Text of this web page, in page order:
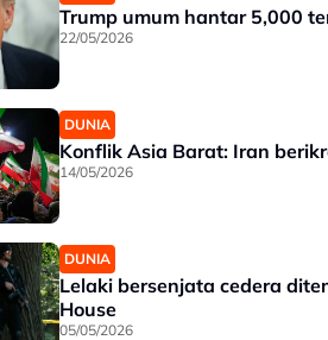
Trump umum hantar 5,000
22/05/2026
DUNIA
Konflik Asia Barat: Iran
14/05/2026
DUNIA
Lelaki bersenjata cedera
House
05/05/2026